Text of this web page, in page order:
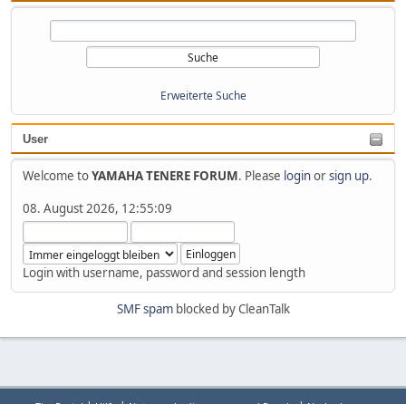
Erweiterte Suche
User
Welcome toYAMAHA TENERE FORUM. Please loginorsign up.
08. August 2026, 12:55:09
Login with username, password and session length
SMF spamblocked by CleanTalk